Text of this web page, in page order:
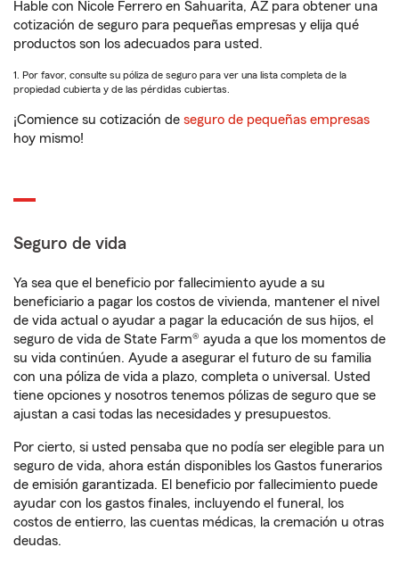
Hable con Nicole Ferrero en Sahuarita, AZ para obtener una
cotización de seguro para pequeñas empresas y elija qué
productos son los adecuados para usted.
1. Por favor, consulte su póliza de seguro para ver una lista completa de la
propiedad cubierta y de las pérdidas cubiertas.
¡Comience su cotización de seguro de pequeñas empresas
hoy mismo!
Seguro de vida
Ya sea que el beneficio por fallecimiento ayude a su
beneficiario a pagar los costos de vivienda, mantener el nivel
de vida actual o ayudar a pagar la educación de sus hijos, el
seguro de vida de State Farm® ayuda a que los momentos de
su vida continúen. Ayude a asegurar el futuro de su familia
con una póliza de vida a plazo, completa o universal. Usted
tiene opciones y nosotros tenemos pólizas de seguro que se
ajustan a casi todas las necesidades y presupuestos.
Por cierto, si usted pensaba que no podía ser elegible para un
seguro de vida, ahora están disponibles los Gastos funerarios
de emisión garantizada. El beneficio por fallecimiento puede
ayudar con los gastos finales, incluyendo el funeral, los
costos de entierro, las cuentas médicas, la cremación u otras
deudas.